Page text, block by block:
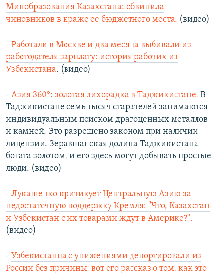
Минобразования Казахстана: обвинила
чиновников в краже ее бюджетного места. (видео)
- Работали в Москве и два месяца выбивали из
работодателя зарплату: история рабочих из
Узбекистана. (видео)
- Азия 360°: золотая лихорадка в Таджикистане. В
Таджикистане семь тысяч старателей занимаются
индивидуальным поиском драгоценных металлов
и камней. Это разрешено законом при наличии
лицензии. Зеравшанская долина Таджикистана
богата золотом, и его здесь могут добывать простые
люди. (видео)
- Лукашенко критикует Центральную Азию за
недостаточную поддержку Кремля: "Что, Казахстан
и Узбекистан с их товарами ждут в Америке?".
(видео)
- Узбекистанца с унижениями депортировали из
России без причины: вот его рассказ о том, как это